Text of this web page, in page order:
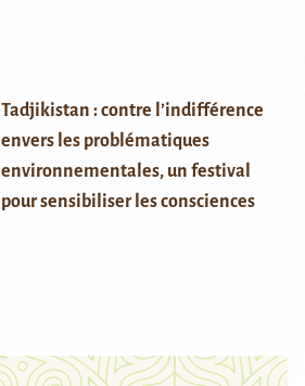
Tadjikistan : contre l’indifférence
envers les problématiques
environnementales, un festival
pour sensibiliser les consciences